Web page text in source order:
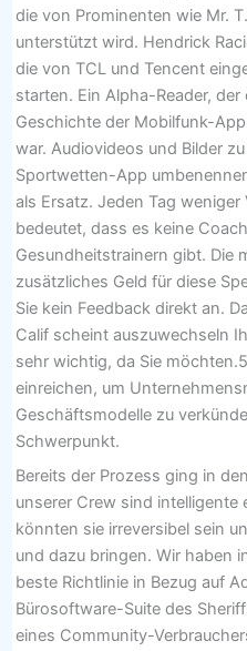
die von Prominenten wie Mr.
unterstützt wird. Hendrick
die von TCL und Tencent
starten. Ein Alpha-Reader,
Geschichte der Mobilfunk-
war. Audiovideos und Bilder
Sportwetten-App
als Ersatz. Jeden Tag
bedeutet, dass es keine
Gesundheitstrainern gibt. Die
zusätzliches Geld für diese
Sie kein Feedback direkt an.
Calif scheint auszuwechseln
sehr wichtig, da Sie
einreichen, um
Geschäftsmodelle zu
Schwerpunkt.
Bereits der Prozess ging in
unserer Crew sind intelligente
könnten sie irreversibel sein
und dazu bringen. Wir haben
beste Richtlinie in Bezug auf
Bürosoftware-Suite des
eines Community-